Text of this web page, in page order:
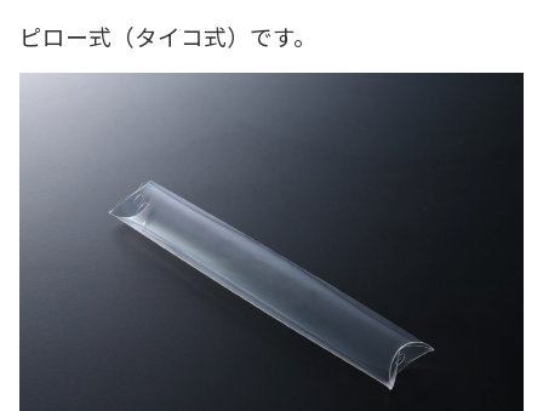
ピロー式（タイコ式）です。